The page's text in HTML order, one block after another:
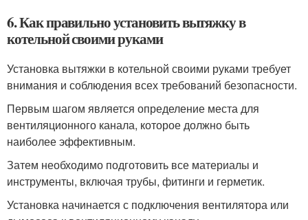
6. Как правильно установить вытяжку в
котельной своими руками
Установка вытяжки в котельной своими руками требует
внимания и соблюдения всех требований безопасности.
Первым шагом является определение места для
вентиляционного канала, которое должно быть
наиболее эффективным.
Затем необходимо подготовить все материалы и
инструменты, включая трубы, фитинги и герметик.
Установка начинается с подключения вентилятора или